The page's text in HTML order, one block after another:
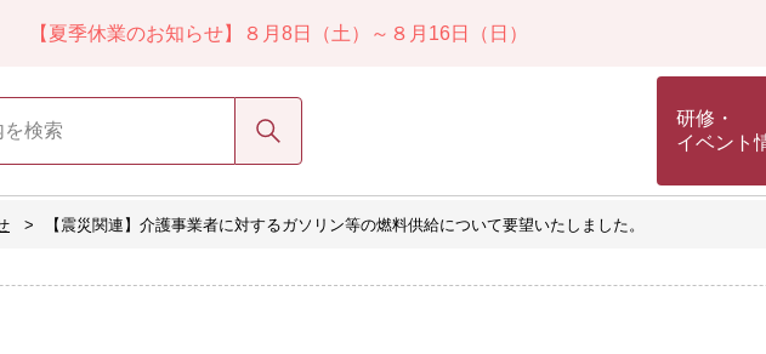
【夏季休業のお知らせ】８月8日（土）～８月16日（日）
検索
研修・
イベント
【震災関連】介護事業者に対するガソリン等の燃料供給について要望いたしました。